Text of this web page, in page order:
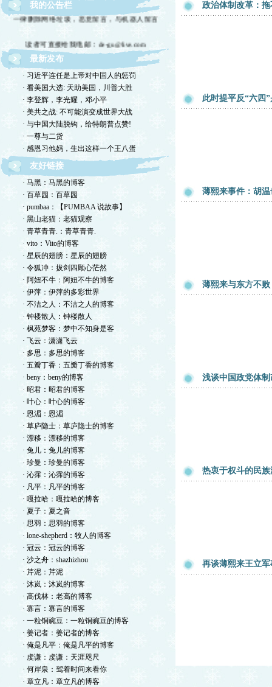
我的公告栏
一律删除网络垃圾，恶意留言，与机器人留言
欢迎留言交流，恕我不一一回复，敬请体谅。
欢迎转摘，包括国国内网站，但请注明出处！
欢迎光临德孤的小岛！谢绝网络垃圾！
最新发布
· 习近平连任是上帝对中国人的惩罚
· 看美国大选: 天助美国，川普大胜
· 李登辉，李光耀，邓小平
· 美共之战: 不可能演变成世界大战
· 与中国大陆脱钩，给特朗普点赞!
· 一尊与二货
· 感恩习他妈，生出这样一个王八蛋
友好链接
· 马黑：马黑的博客
· 百草园：百草园
· pumbaa：【PUMBAA 说故事】
· 黑山老猫：老猫观察
· 青草青青.：青草青青.
· vito：Vito的博客
· 星辰的翅膀：星辰的翅膀
· 令狐冲：拔剑四顾心茫然
· 阿妞不牛：阿妞不牛的博客
· 伊萍：伊萍的多彩世界
· 不洁之人：不洁之人的博客
· 钟楼散人：钟楼散人
· 枫苑梦客：梦中不知身是客
· 飞云：潇潇飞云
· 多思：多思的博客
· 五瓣丁香：五瓣丁香的博客
· beny：beny的博客
· 昭君：昭君的博客
· 叶心：叶心的博客
· 恩湄：恩湄
· 草庐隐士：草庐隐士的博客
· 漂移：漂移的博客
· 兔儿：兔儿的博客
· 珍曼：珍曼的博客
· 沁霈：沁霈的博客
· 凡平：凡平的博客
· 嘎拉哈：嘎拉哈的博客
· 夏子：夏之音
· 思羽：思羽的博客
· lone-shepherd：牧人的博客
· 冠云：冠云的博客
· 沙之舟：shazhizhou
· 芹泥：芹泥
· 沐岚：沐岚的博客
· 高伐林：老高的博客
· 寡言：寡言的博客
· 一粒铜豌豆：一粒铜豌豆的博客
· 姜记者：姜记者的博客
· 俺是凡平：俺是凡平的博客
· 虔谦：虔谦：天涯咫尺
· 何岸泉：驾着时间来看你
· 章立凡：章立凡的博客
政治体制改革：
此时提平反“六四
薄熙来事件：胡
薄熙来与东方不败
浅谈中国政党体
热衷于权斗的民
再谈薄熙来王立